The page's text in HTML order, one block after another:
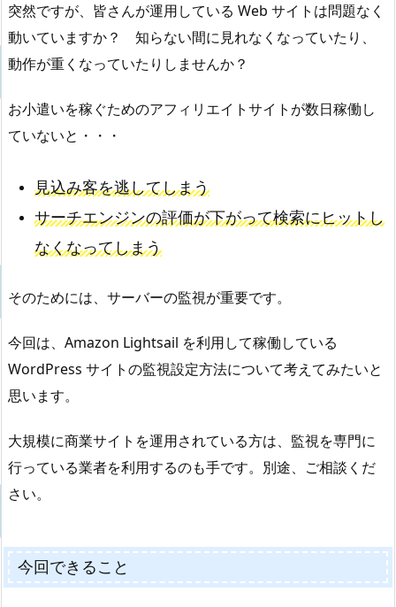
突然ですが、皆さんが運用している Web サイトは問題なく
動いていますか？ 知らない間に見れなくなっていたり、
動作が重くなっていたりしませんか？
お小遣いを稼ぐためのアフィリエイトサイトが数日稼働し
ていないと・・・
見込み客を逃してしまう
サーチエンジンの評価が下がって検索にヒットし
なくなってしまう
そのためには、サーバーの監視が重要です。
今回は、Amazon Lightsail を利用して稼働している
WordPress サイトの監視設定方法について考えてみたいと
思います。
大規模に商業サイトを運用されている方は、監視を専門に
行っている業者を利用するのも手です。別途、ご相談くだ
さい。
今回できること